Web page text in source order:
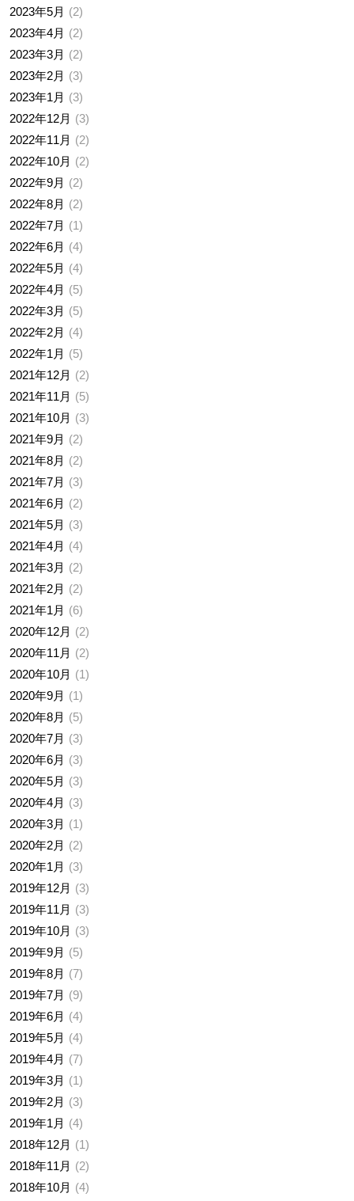
2023年5月
2
2023年4月
2
2023年3月
2
2023年2月
3
2023年1月
3
2022年12月
3
2022年11月
2
2022年10月
2
2022年9月
2
2022年8月
2
2022年7月
1
2022年6月
4
2022年5月
4
2022年4月
5
2022年3月
5
2022年2月
4
2022年1月
5
2021年12月
2
2021年11月
5
2021年10月
3
2021年9月
2
2021年8月
2
2021年7月
3
2021年6月
2
2021年5月
3
2021年4月
4
2021年3月
2
2021年2月
2
2021年1月
6
2020年12月
2
2020年11月
2
2020年10月
1
2020年9月
1
2020年8月
5
2020年7月
3
2020年6月
3
2020年5月
3
2020年4月
3
2020年3月
1
2020年2月
2
2020年1月
3
2019年12月
3
2019年11月
3
2019年10月
3
2019年9月
5
2019年8月
7
2019年7月
9
2019年6月
4
2019年5月
4
2019年4月
7
2019年3月
1
2019年2月
3
2019年1月
4
2018年12月
1
2018年11月
2
2018年10月
4